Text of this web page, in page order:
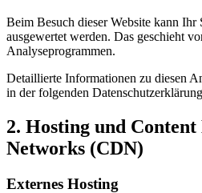
Beim Besuch dieser Website kann Ihr
ausgewertet werden. Das geschieht
Analyseprogrammen.
Detaillierte Informationen zu diesen
in der folgenden
2. Hosting und
Networks (CDN)
Externes Hosting